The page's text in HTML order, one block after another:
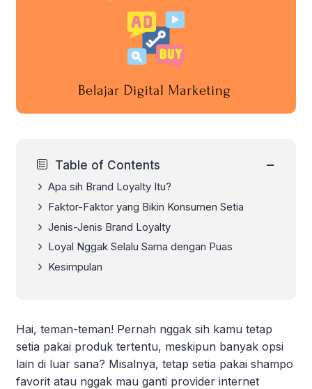
Table of Contents −
Apa sih Brand Loyalty Itu?
Faktor-Faktor yang Bikin Konsumen Setia
Jenis-Jenis Brand Loyalty
Loyal Nggak Selalu Sama dengan Puas
Kesimpulan
Hai, teman-teman! Pernah nggak sih kamu tetap
setia pakai produk tertentu, meskipun banyak opsi
lain di luar sana? Misalnya, tetap setia pakai shampo
favorit atau nggak mau ganti provider internet